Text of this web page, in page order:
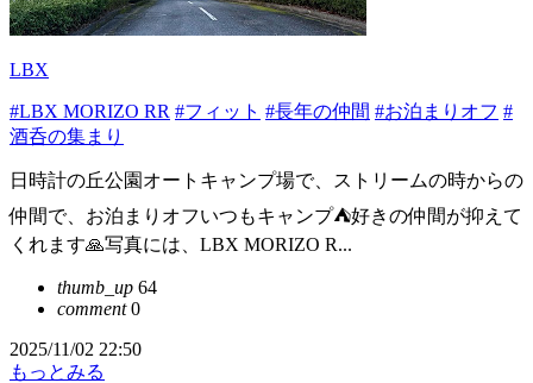
LBX
#LBX MORIZO RR #フィット #長年の仲間 #お泊まりオフ #
酒呑の集まり
日時計の丘公園オートキャンプ場で、ストリームの時からの
仲間で、お泊まりオフいつもキャンプ⛺️好きの仲間が抑えて
くれます🙏写真には、LBX MORIZO R...
thumb_up 64
comment0
2025/11/02 22:50
もっとみる